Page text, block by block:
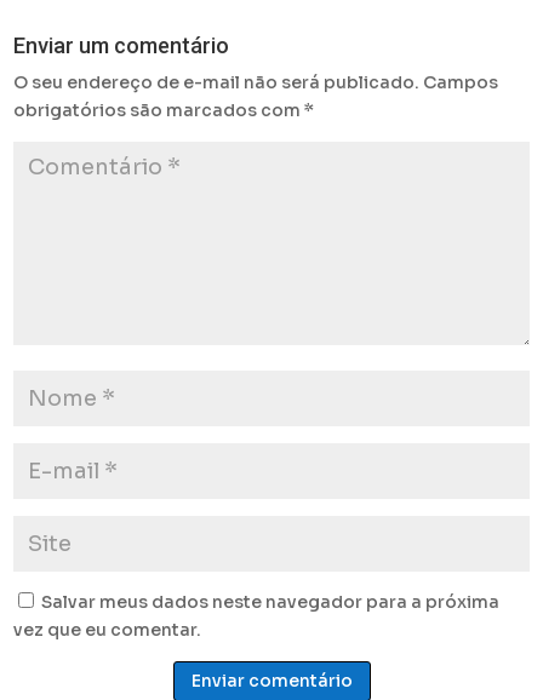
Enviar um comentário
O seu endereço de e-mail não será publicado. Campos
obrigatórios são marcados com*
Salvar meus dados neste navegador para a próxima
vez que eu comentar.
Enviar comentário